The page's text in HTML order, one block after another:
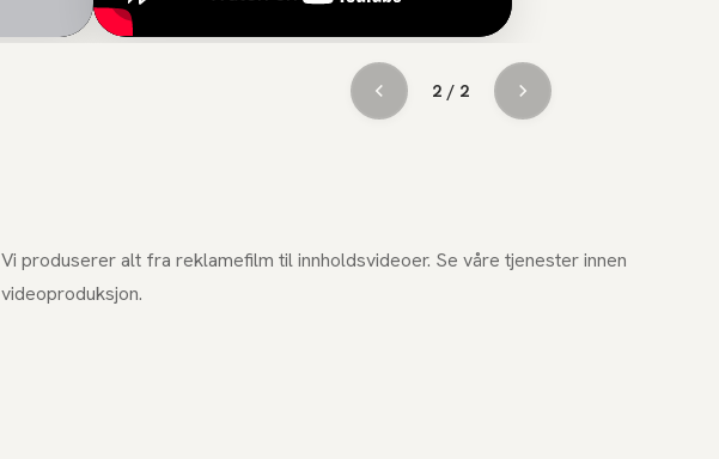
2 / 2
Vi produserer alt fra reklamefilm til innholdsvideoer. Se våre tjenester innen
videoproduksjon.